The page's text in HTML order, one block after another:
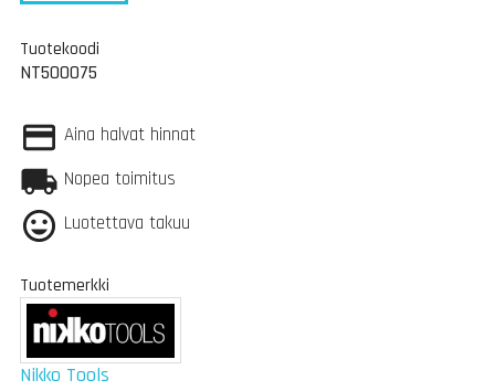
Tuotekoodi
NT500075
Aina halvat hinnat
Nopea toimitus
Luotettava takuu
Tuotemerkki
Nikko Tools